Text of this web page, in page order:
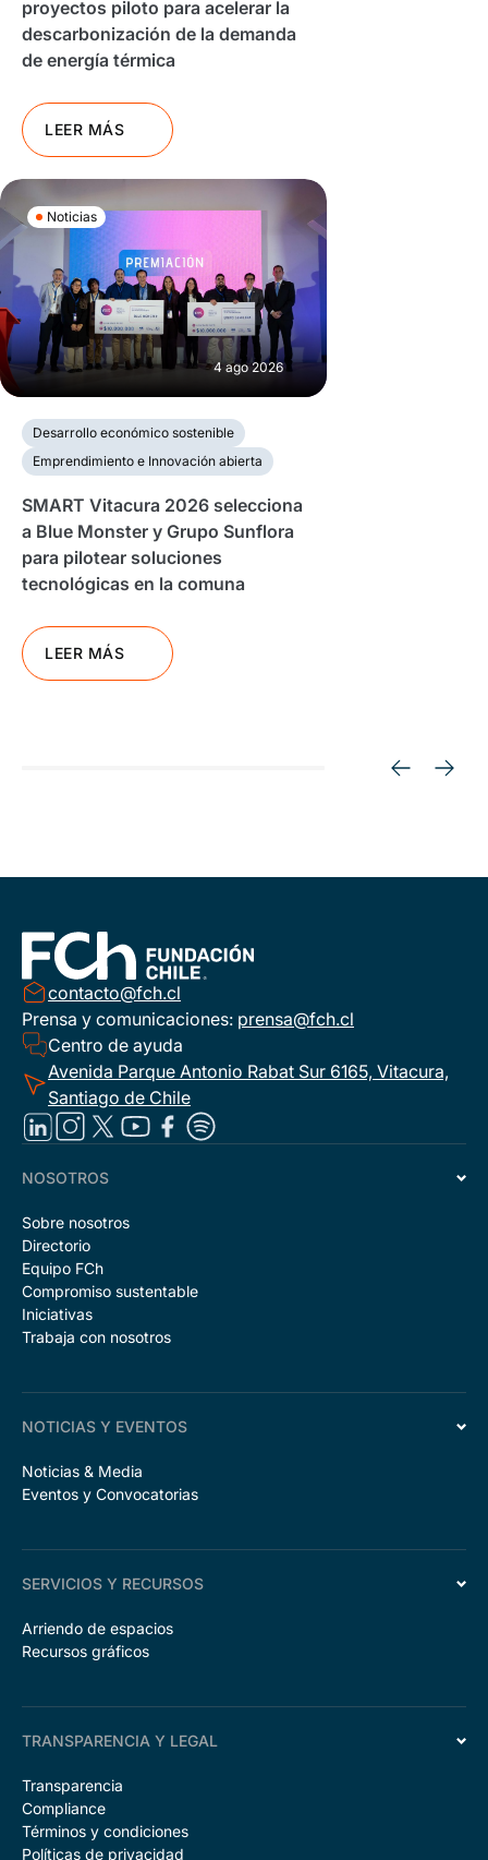
proyectos piloto para acelerar la
descarbonización de la demanda
de energía térmica
LEER MÁS
Noticias
4 ago 2026
Desarrollo económico sostenible
Emprendimiento e Innovación abierta
SMART Vitacura 2026 selecciona
a Blue Monster y Grupo Sunflora
para pilotear soluciones
tecnológicas en la comuna
LEER MÁS
contacto@fch.cl
Prensa y comunicaciones: prensa@fch.cl
Centro de ayuda
Avenida Parque Antonio Rabat Sur 6165, Vitacura,
Santiago de Chile
NOSOTROS
Sobre nosotros
Directorio
Equipo FCh
Compromiso sustentable
Iniciativas
Trabaja con nosotros
NOTICIAS Y EVENTOS
Noticias & Media
Eventos y Convocatorias
SERVICIOS Y RECURSOS
Arriendo de espacios
Recursos gráficos
TRANSPARENCIA Y LEGAL
Transparencia
Compliance
Términos y condiciones
Políticas de privacidad